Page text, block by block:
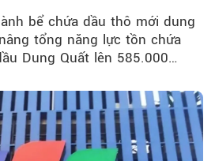
bể chứa dầu thô mới dung
tổng năng lực tồn chứa
Dung Quất lên 585.000